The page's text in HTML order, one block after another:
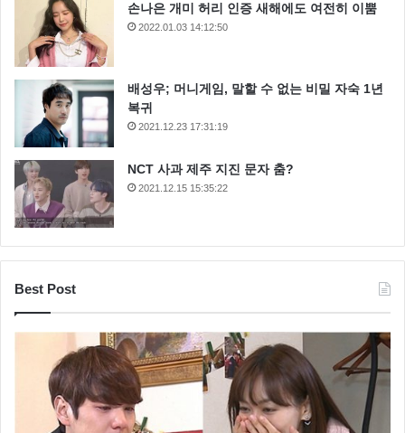
손나은 개미 허리 인증 새해에도 여전히 이뿜
2022.01.03 14:12:50
배성우; 머니게임, 말할 수 없는 비밀 자숙 1년
복귀
2021.12.23 17:31:19
NCT 사과 제주 지진 문자 춤?
2021.12.15 15:35:22
Best Post